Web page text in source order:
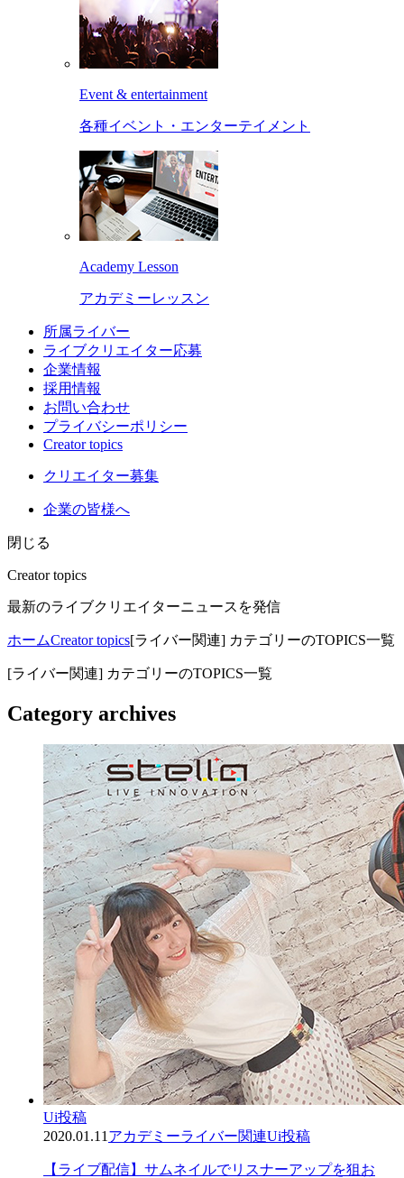
Event & entertainment
各種イベント・エンターテイメント
Academy Lesson
アカデミーレッスン
所属ライバー
ライブクリエイター応募
企業情報
採用情報
お問い合わせ
プライバシーポリシー
Creator topics
クリエイター募集
企業の皆様へ
閉じる
Creator topics
最新のライブクリエイターニュースを発信
ホームCreator topics[ライバー関連] カテゴリーのTOPICS一覧
[ライバー関連] カテゴリーのTOPICS一覧
Category archives
Ui投稿
2020.01.11 アカデミーライバー関連Ui投稿
【ライブ配信】サムネイルでリスナーアップを狙お